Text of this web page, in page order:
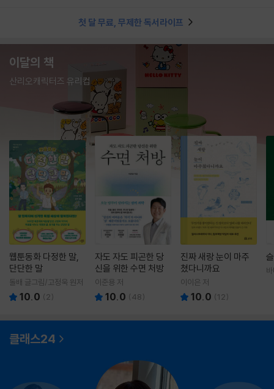
첫 달 무료, 무제한 독서라이프
이달의 책
산리오캐릭터즈 유리컵
웹툰동화 다정한 말,
단단한 말
돌배 글그림/고정욱 원저
10.0 ( 2)
자도 자도 피곤한 당
신을 위한 수면 처방
이준용 저
10.0 (48)
진짜 새랑 눈이 마주
쳤다니까요
이이은 저
10.0 (12)
클래스24